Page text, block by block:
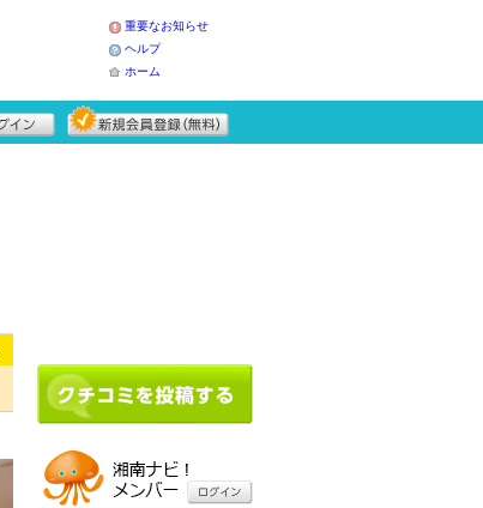
重要なお知らせ
ヘルプ
ホーム